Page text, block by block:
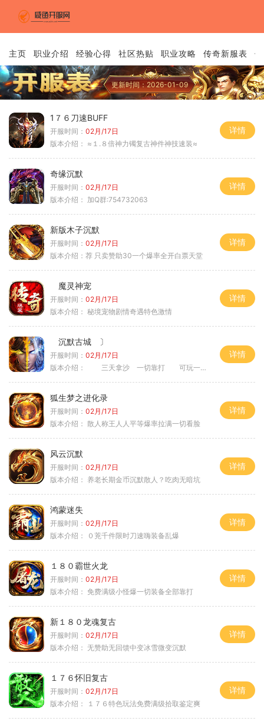
主页 职业介绍 经验心得 社区热贴 职业攻略 传奇新服表
更新时间：2026-01-09
1７６刀速BUFF
开服时间： 02月/17日
版本介绍： ≈１.８倍神力镯复古神件神技速装≈
详情
奇缘沉默
开服时间： 02月/17日
版本介绍： 加Q群:754732063
详情
新版木子沉默
开服时间： 02月/17日
版本介绍： 荐 只卖赞助30一个爆率全开白票天堂
详情
魔灵神宠
开服时间： 02月/17日
版本介绍： 秘境宠物剧情奇遇特色激情
详情
沉默古城 〕
开服时间： 02月/17日
版本介绍：
三天拿沙 一切靠打 可玩一年 〉
详情
狐生梦之进化录
开服时间： 02月/17日
版本介绍： 散人称王人人平等爆率拉满一切看脸
详情
风云沉默
开服时间： 02月/17日
版本介绍： 养老长期金币沉默散人？吃肉无暗坑
详情
鸿蒙迷失
开服时间： 02月/17日
版本介绍：
０茺千件限时刀速嗨装备乱爆
详情
１８０霸世火龙
开服时间： 02月/17日
版本介绍： 免费满级小怪爆一切装备全部靠打
详情
新１８０龙魂复古
开服时间： 02月/17日
版本介绍： 无赞助无回馈中变冰雪微变沉默
详情
１７６怀旧复古
开服时间： 02月/17日
版本介绍：
１７６特色玩法免费满级拾取鉴定爽
详情